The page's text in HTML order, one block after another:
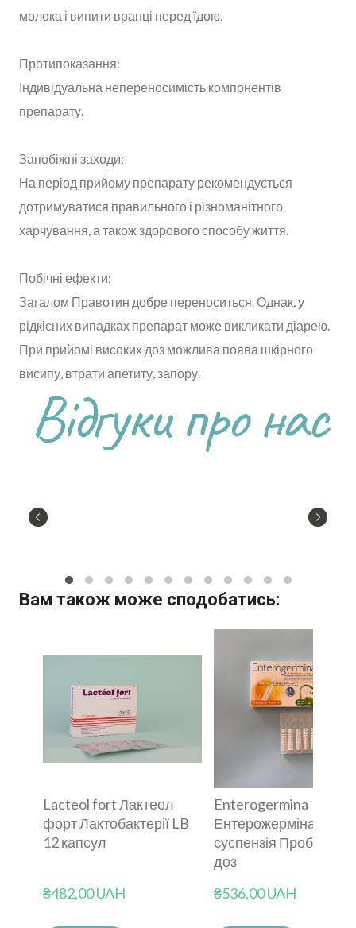
молока і випити вранці перед їдою.
Протипоказання:
Індивідуальна непереносимість компонентів
препарату.
Запобіжні заходи:
На період прийому препарату рекомендується
дотримуватися правильного і різноманітного
харчування, а також здорового способу життя.
Побічні ефекти:
Загалом Правотин добре переноситься. Однак, у
рідкісних випадках препарат може викликати діарею.
При прийомі високих доз можлива поява шкірного
висипу, втрати апетиту, запору.
Відгуки про нас
Вам також може сподобатись:
Lacteol fort Лактеол
форт Лактобактерії LB
12 капсул
₴482,00 UAH
Enterogermina
Ентерожерміна
суспензія Пробіотик
доз
₴536,00 UAH